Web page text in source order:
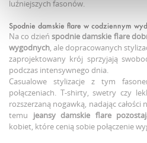
luźniejszych fasonów.
Spodnie damskie flare w codziennym
Na co dzieńspodnie damskie flare
wygodnych, ale dopracowanych
zaprojektowany krój sprzyjają
podczas intensywnego dnia.
Casualowe stylizacje z tym
połączeniach. T-shirty, swetry czy
rozszerzaną nogawką, nadając
temu jeansy damskie flare
kobiet, które cenią sobie połączenie